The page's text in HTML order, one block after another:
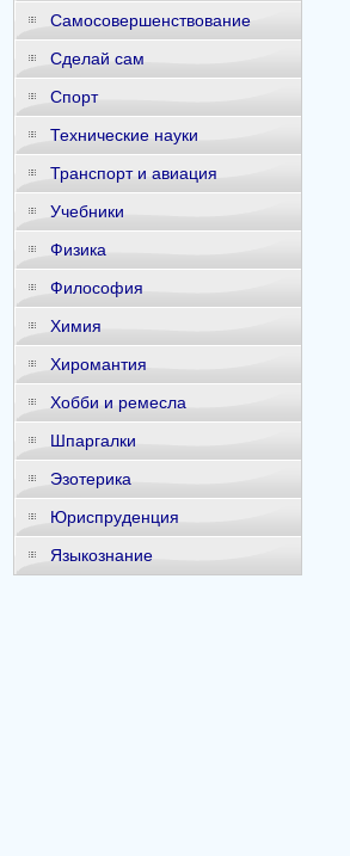
Самосовершенствование
Сделай сам
Спорт
Технические науки
Транспорт и авиация
Учебники
Физика
Философия
Химия
Хиромантия
Хобби и ремесла
Шпаргалки
Эзотерика
Юриспруденция
Языкознание